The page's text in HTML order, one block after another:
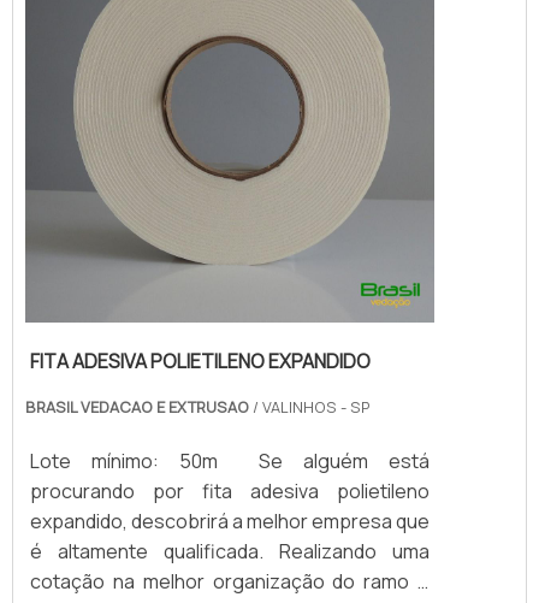
FITA ADESIVA POLIETILENO EXPANDIDO
BRASIL VEDACAO E EXTRUSAO / VALINHOS - SP
Lote mínimo: 50m Se alguém está
procurando por fita adesiva polietileno
expandido, descobrirá a melhor empresa que
é altamente qualificada. Realizando uma
cotação na melhor organização do ramo e